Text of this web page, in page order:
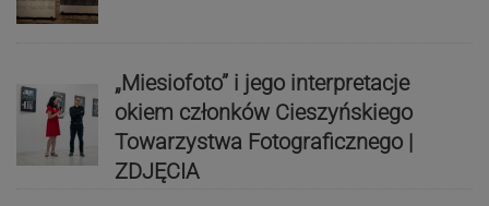
„Miesiofoto” i jego interpretacje
okiem członków Cieszyńskiego
Towarzystwa Fotograficznego |
ZDJĘCIA